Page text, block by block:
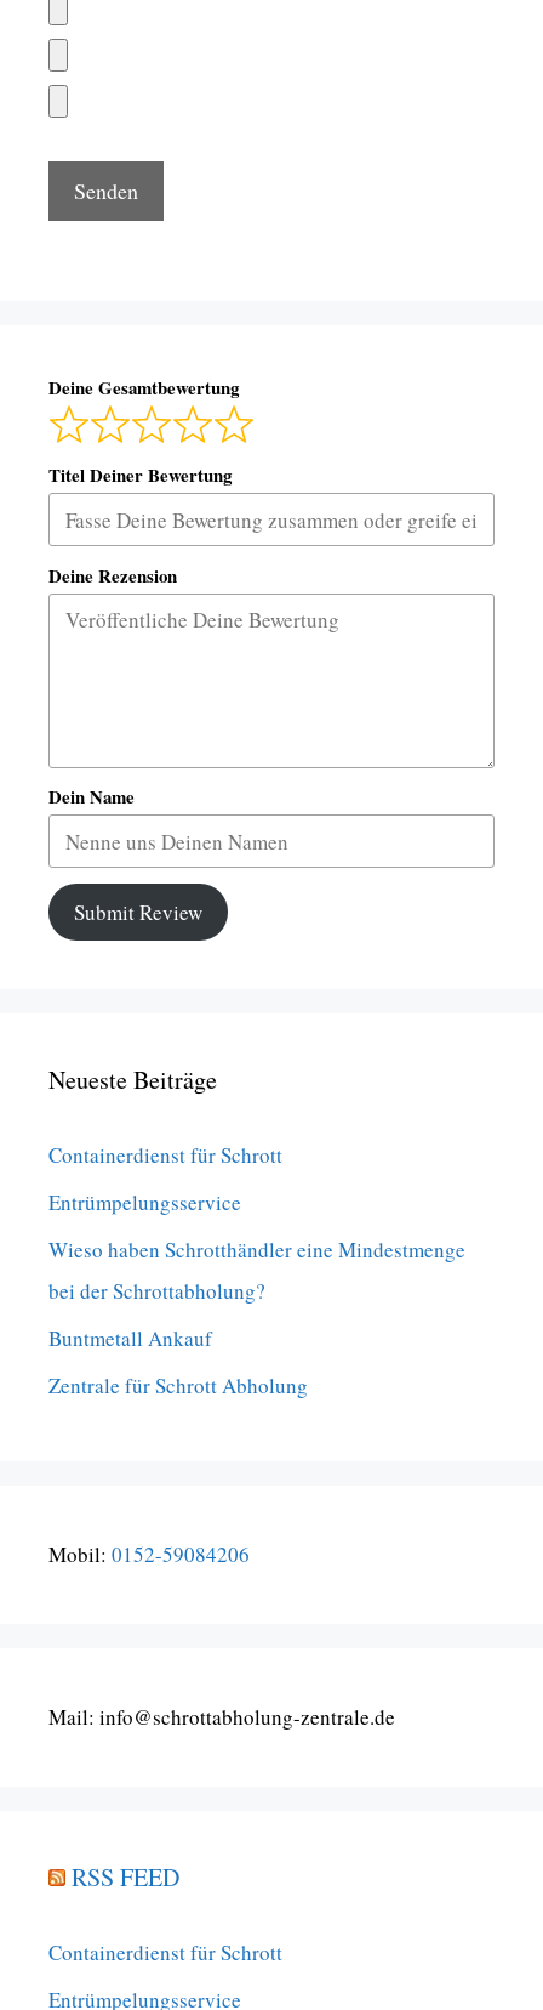
Deine Gesamtbewertung
Titel Deiner Bewertung
Deine Rezension
Dein Name
Submit Review
Neueste Beiträge
Containerdienst für Schrott
Entrümpelungsservice
Wieso haben Schrotthändler eine Mindestmenge
bei der Schrottabholung?
Buntmetall Ankauf
Zentrale für Schrott Abholung
Mobil: 0152-59084206
Mail: info@schrottabholung-zentrale.de
RSS FEED
Containerdienst für Schrott
Entrümpelungsservice